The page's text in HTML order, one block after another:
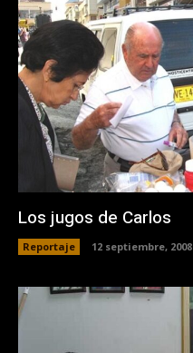
Los jugos de Carlos
Reportaje 12 septiembre, 2008